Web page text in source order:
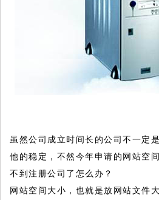
虽然公司成立时间长的公司不一定
他的稳定，不然今年申请的网站空
不到注册公司了怎么办？
网站空间大小，也就是放网站文件